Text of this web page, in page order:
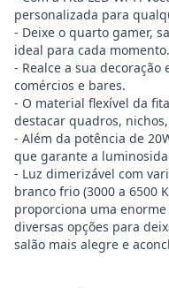
personalizada para
- Deixe o quarto gamer,
ideal para cada momento.
- Realce a sua
comércios e bares.
- O material flexível da
destacar quadros,
- Além da potência de
que garante a
- Luz dimerizável com
branco frio (3000 a 6500
proporciona uma
diversas opções para
salão mais alegre e